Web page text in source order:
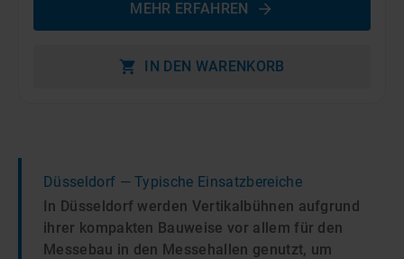
MEHR ERFAHREN
IN DEN WARENKORB
Düsseldorf — Typische Einsatzbereiche
In Düsseldorf werden Vertikalbühnen aufgrund
ihrer kompakten Bauweise vor allem für den
Messebau in den Messehallen genutzt, um